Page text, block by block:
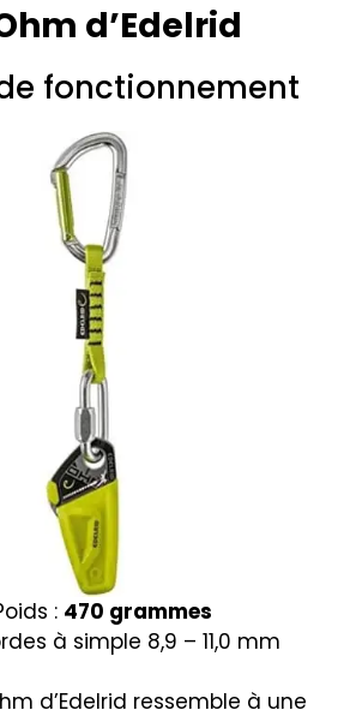
d’Edelrid
fonctionnement
: 470 grammes
à simple 8,9 – 11,0 mm
d’Edelrid ressemble à une